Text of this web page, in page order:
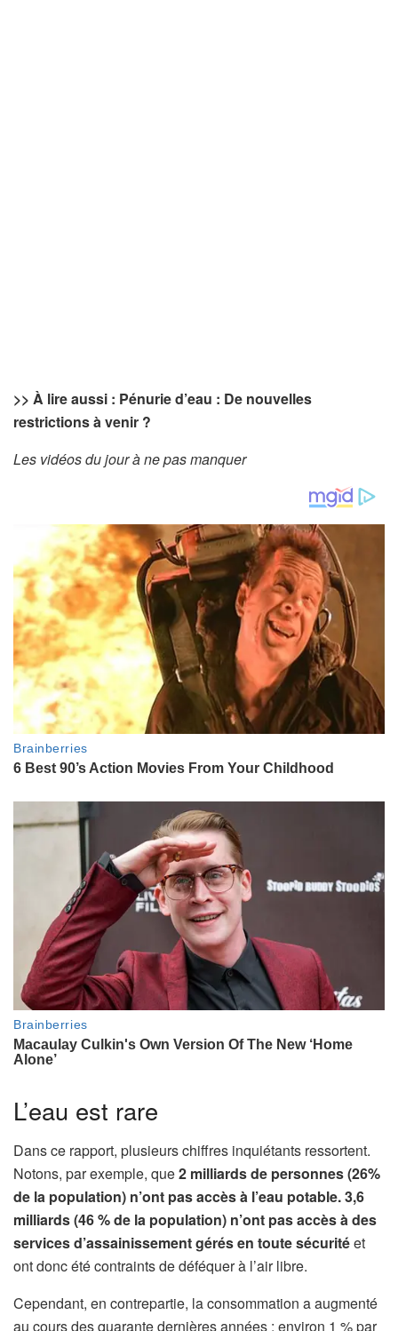
>> À lire aussi : Pénurie d’eau : De nouvelles
restrictions à venir ?
Les vidéos du jour à ne pas manquer
L’eau est rare
Dans ce rapport, plusieurs chiffres inquiétants ressortent.
Notons, par exemple, que2 milliards de personnes (26%
de la population) n’ont pas accès à l’eau potable. 3,6
milliards (46 % de la population) n’ont pas accès à des
services d’assainissement gérés en toute sécuritéet
ont donc été contraints de déféquer à l’air libre.
Cependant, en contrepartie, la consommation a augmenté
au cours des quarante dernières années : environ 1 % par